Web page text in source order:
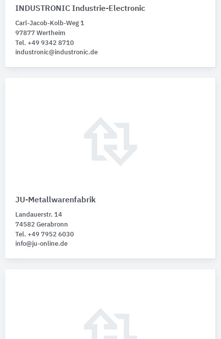
INDUSTRONIC Industrie-Electronic
Carl-Jacob-Kolb-Weg 1
97877 Wertheim
Tel. +49 9342 8710
industronic@industronic.de
JU-Metallwarenfabrik
Landauerstr. 14
74582 Gerabronn
Tel. +49 7952 6030
info@ju-online.de